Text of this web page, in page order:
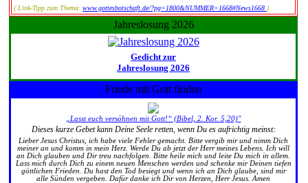
( Link-Tipp zum Thema: www.gottesbotschaft.de/?pg=1800&NUMMER=1668#News1668 )
Jahreslosung 2026
Gedicht zur
Jahreslosung 2026
Friede mit Gott finden
„Lasst euch versöhnen mit Gott!“ (Bibel, 2. Kor. 5,20)"
Dieses kurze Gebet kann Deine Seele retten, wenn Du es aufrichtig meinst:
Lieber Jesus Christus, ich habe viele Fehler gemacht. Bitte vergib mir und nimm Dich
meiner an und komm in mein Herz. Werde Du ab jetzt der Herr meines Lebens. Ich will
an Dich glauben und Dir treu nachfolgen. Bitte heile mich und leite Du mich in allem.
Lass mich durch Dich zu einem neuen Menschen werden und schenke mir Deinen tiefen
göttlichen Frieden. Du hast den Tod besiegt und wenn ich an Dich glaube, sind mir
alle Sünden vergeben. Dafür danke ich Dir von Herzen, Herr Jesus. Amen